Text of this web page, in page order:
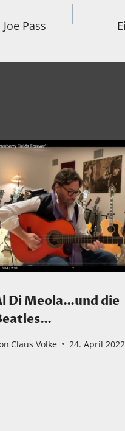
Pass
Di Meola…und die
Claus Volke 24. April 2022